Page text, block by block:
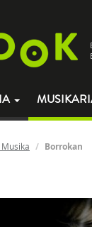
Musika Borrokan